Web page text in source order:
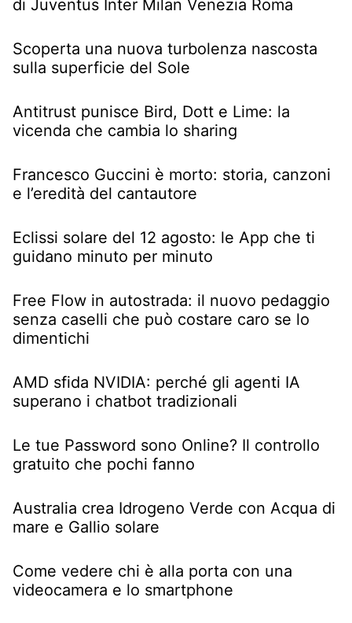
di Juventus Inter Milan Venezia Roma
Scoperta una nuova turbolenza nascosta
sulla superficie del Sole
Antitrust punisce Bird, Dott e Lime: la
vicenda che cambia lo sharing
Francesco Guccini è morto: storia, canzoni
e l’eredità del cantautore
Eclissi solare del 12 agosto: le App che ti
guidano minuto per minuto
Free Flow in autostrada: il nuovo pedaggio
senza caselli che può costare caro se lo
dimentichi
AMD sfida NVIDIA: perché gli agenti IA
superano i chatbot tradizionali
Le tue Password sono Online? Il controllo
gratuito che pochi fanno
Australia crea Idrogeno Verde con Acqua di
mare e Gallio solare
Come vedere chi è alla porta con una
videocamera e lo smartphone